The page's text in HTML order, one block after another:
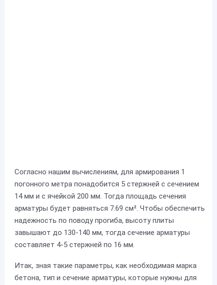
Согласно нашим вычислениям, для армирования 1
погонного метра понадобится 5 стержней с сечением
14 мм и с ячейкой 200 мм. Тогда площадь сечения
арматуры будет равняться 7.69 см². Чтобы обеспечить
надежность по поводу прогиба, высоту плиты
завышают до 130-140 мм, тогда сечение арматуры
составляет 4-5 стержней по 16 мм.
Итак, зная такие параметры, как необходимая марка
бетона, тип и сечение арматуры, которые нужны для